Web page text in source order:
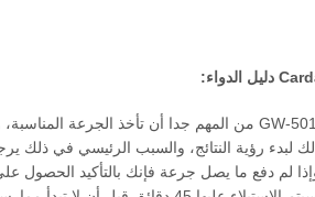
دليل الدواء:
لم دفع ما يصل جرعة فإنك بالتأكيد